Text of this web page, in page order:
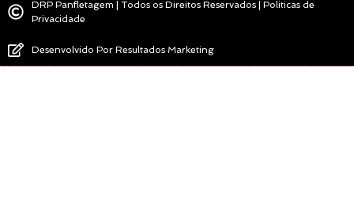
DRP Panfletagem | Todos os Direitos Reservados | Politicas de
Privacidade
Desenvolvido Por Resultados Marketing